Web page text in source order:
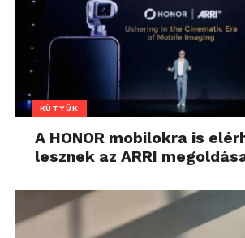
KÜTYÜK
A HONOR mobilokra is
lesznek az ARRI